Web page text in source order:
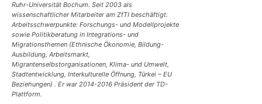
Ruhr-Universität Bochum. Seit 2003 als
wissenschaftlicher Mitarbeiter am ZfTI beschäftigt.
Arbeitsschwerpunkte: Forschungs- und Modellprojekte
sowie Politikberatung in Integrations- und
Migrationsthemen (Ethnische Ökonomie, Bildung-
Ausbildung, Arbeitsmarkt,
Migrantenselbstorganisationen, Klima- und Umwelt,
Stadtentwicklung, Interkulturelle Öffnung, Türkei – EU
Beziehungen) . Er war 2014-2016 Präsident der TD-
Plattform.